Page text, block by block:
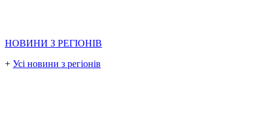
НОВИНИ З РЕГІОНІВ
+ Усі новини з регіонів